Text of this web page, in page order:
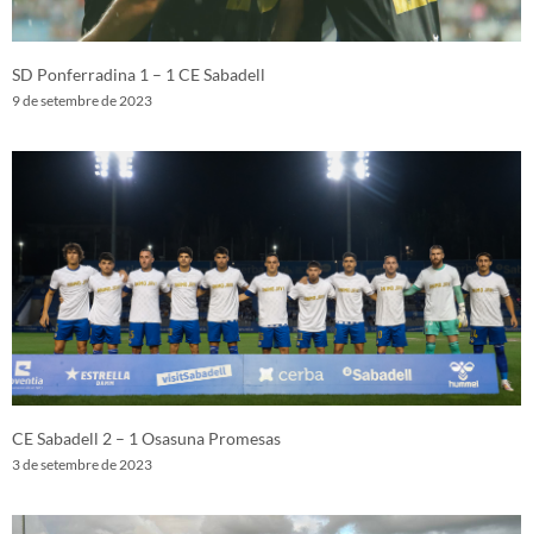
SD Ponferradina 1 – 1 CE Sabadell
9 de setembre de 2023
CE Sabadell 2 – 1 Osasuna Promesas
3 de setembre de 2023